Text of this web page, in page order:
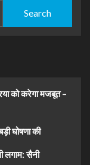
को करेगा मजबूत –
घोषणा की
लगाम: सैनी